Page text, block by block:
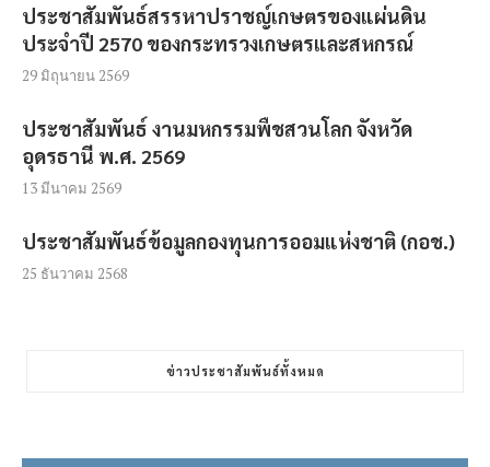
ประชาสัมพันธ์สรรหาปราชญ์เกษตรของแผ่นดิน
ประจำปี 2570 ของกระทรวงเกษตรและสหกรณ์
29 มิถุนายน 2569
ประชาสัมพันธ์ งานมหกรรมพืชสวนโลก จังหวัด
อุดรธานี พ.ศ. 2569
13 มีนาคม 2569
ประชาสัมพันธ์ข้อมูลกองทุนการออมแห่งชาติ (กอช.)
25 ธันวาคม 2568
ข่าวประชาสัมพันธ์ทั้งหมด